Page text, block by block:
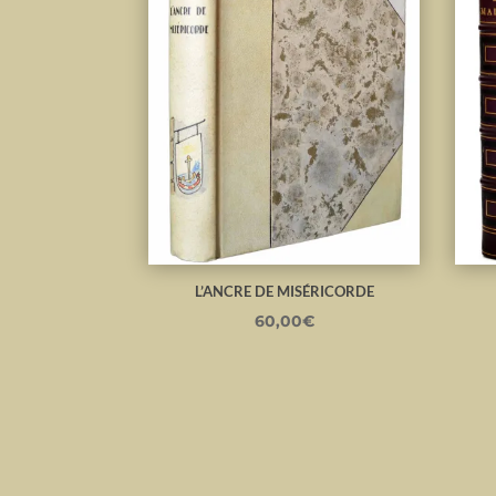
L’ANCRE DE MISÉRICORDE
60,00€